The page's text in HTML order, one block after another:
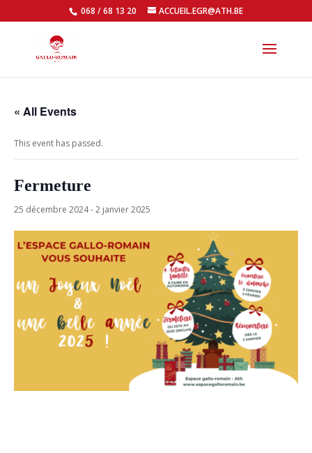
068 / 68 13 20 ACCUEIL.EGR@ATH.BE
« All Events
This event has passed.
Fermeture
25 décembre 2024-2 janvier 2025